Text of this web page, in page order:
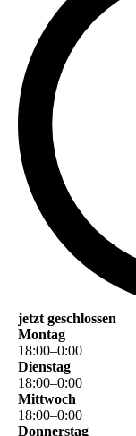
jetzt geschlossen
Montag
18:00–0:00
Dienstag
18:00–0:00
Mittwoch
18:00–0:00
Donnerstag